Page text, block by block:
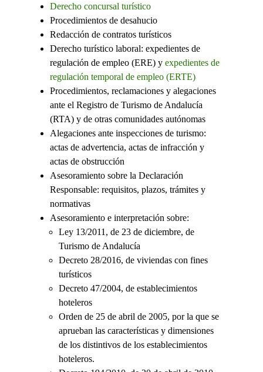
Derecho concursal turístico
Procedimientos de desahucio
Redacción de contratos turísticos
Derecho turístico laboral: expedientes de
regulación de empleo (ERE) y expedientes de
regulación temporal de empleo (ERTE)
Procedimientos, reclamaciones y alegaciones
ante el Registro de Turismo de Andalucía
(RTA) y de otras comunidades autónomas
Alegaciones ante inspecciones de turismo:
actas de advertencia, actas de infracción y
actas de obstrucción
Asesoramiento sobre la Declaración
Responsable: requisitos, plazos, trámites y
normativas
Asesoramiento e interpretación sobre:
Ley 13/2011, de 23 de diciembre, de
Turismo de Andalucía
Decreto 28/2016, de viviendas con fines
turísticos
Decreto 47/2004, de establecimientos
hoteleros
Orden de 25 de abril de 2005, por la que se
aprueban las características y dimensiones
de los distintivos de los establecimientos
hoteleros.